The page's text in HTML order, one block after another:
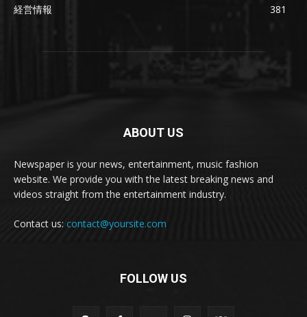
経営情報
381
ABOUT US
Newspaper is your news, entertainment, music fashion
website. We provide you with the latest breaking news and
videos straight from the entertainment industry.
Contact us: contact@yoursite.com
FOLLOW US